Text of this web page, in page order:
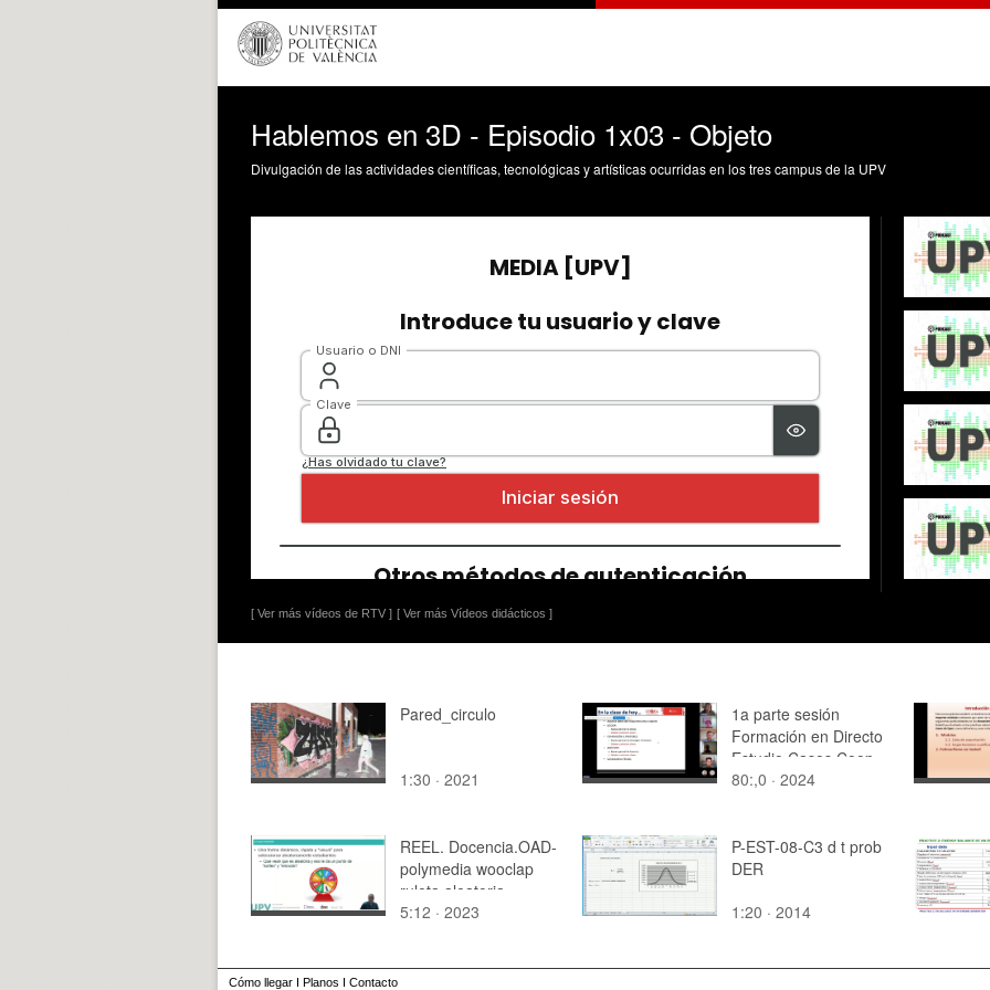
Hablemos en 3D - Episodio 1x03 - Objeto
Divulgación de las actividades científicas, tecnológicas y artísticas ocurridas en los tres campus de la UPV
[ Ver más vídeos de RTV ] [ Ver más Vídeos didácticos ]
Pared_circulo
1:30 · 2021
1a parte sesión
Formación en Directo
Estudio Casos Coop
80:,0 · 2024
REEL. Docencia.OAD-
polymedia wooclap
ruleta aleatoria
5:12 · 2023
P-EST-08-C3 d t prob
DER
1:20 · 2014
Cómo llegar I Planos I Contacto